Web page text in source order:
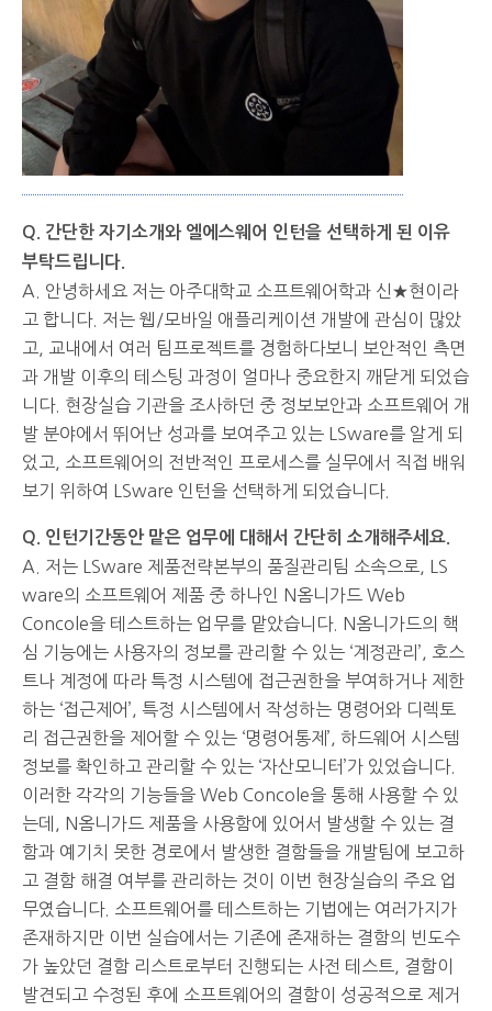
Q. 간단한 자기소개와 엘에스웨어 인턴을 선택하게 된 이유
부탁드립니다.
A. 안녕하세요 저는 아주대학교 소프트웨어학과 신★현이라
고 합니다. 저는 웹/모바일 애플리케이션 개발에 관심이 많았
고, 교내에서 여러 팀프로젝트를 경험하다보니 보안적인 측면
과 개발 이후의 테스팅 과정이 얼마나 중요한지 깨닫게 되었습
니다. 현장실습 기관을 조사하던 중 정보보안과 소프트웨어 개
발 분야에서 뛰어난 성과를 보여주고 있는 LSware를 알게 되
었고, 소프트웨어의 전반적인 프로세스를 실무에서 직접 배워
보기 위하여 LSware 인턴을 선택하게 되었습니다.
Q. 인턴기간동안 맡은 업무에 대해서 간단히 소개해주세요.
A. 저는 LSware 제품전략본부의 품질관리팀 소속으로, LS
ware의 소프트웨어 제품 중 하나인 N옴니가드 Web
Concole을 테스트하는 업무를 맡았습니다. N옴니가드의 핵
심 기능에는 사용자의 정보를 관리할 수 있는 ‘계정관리’, 호스
트나 계정에 따라 특정 시스템에 접근권한을 부여하거나 제한
하는 ‘접근제어’, 특정 시스템에서 작성하는 명령어와 디렉토
리 접근권한을 제어할 수 있는 ‘명령어통제’, 하드웨어 시스템
정보를 확인하고 관리할 수 있는 ‘자산모니터’가 있었습니다.
이러한 각각의 기능들을 Web Concole을 통해 사용할 수 있
는데, N옴니가드 제품을 사용함에 있어서 발생할 수 있는 결
함과 예기치 못한 경로에서 발생한 결함들을 개발팀에 보고하
고 결함 해결 여부를 관리하는 것이 이번 현장실습의 주요 업
무였습니다. 소프트웨어를 테스트하는 기법에는 여러가지가
존재하지만 이번 실습에서는 기존에 존재하는 결함의 빈도수
가 높았던 결함 리스트로부터 진행되는 사전 테스트, 결함이
발견되고 수정된 후에 소프트웨어의 결함이 성공적으로 제거